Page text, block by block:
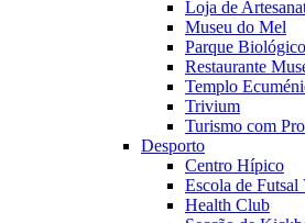
Loja de
Museu do Mel
Parque
Restaurante
Templo
Trivium
Turismo com
Desporto
Centro Hípico
Escola de
Health Club